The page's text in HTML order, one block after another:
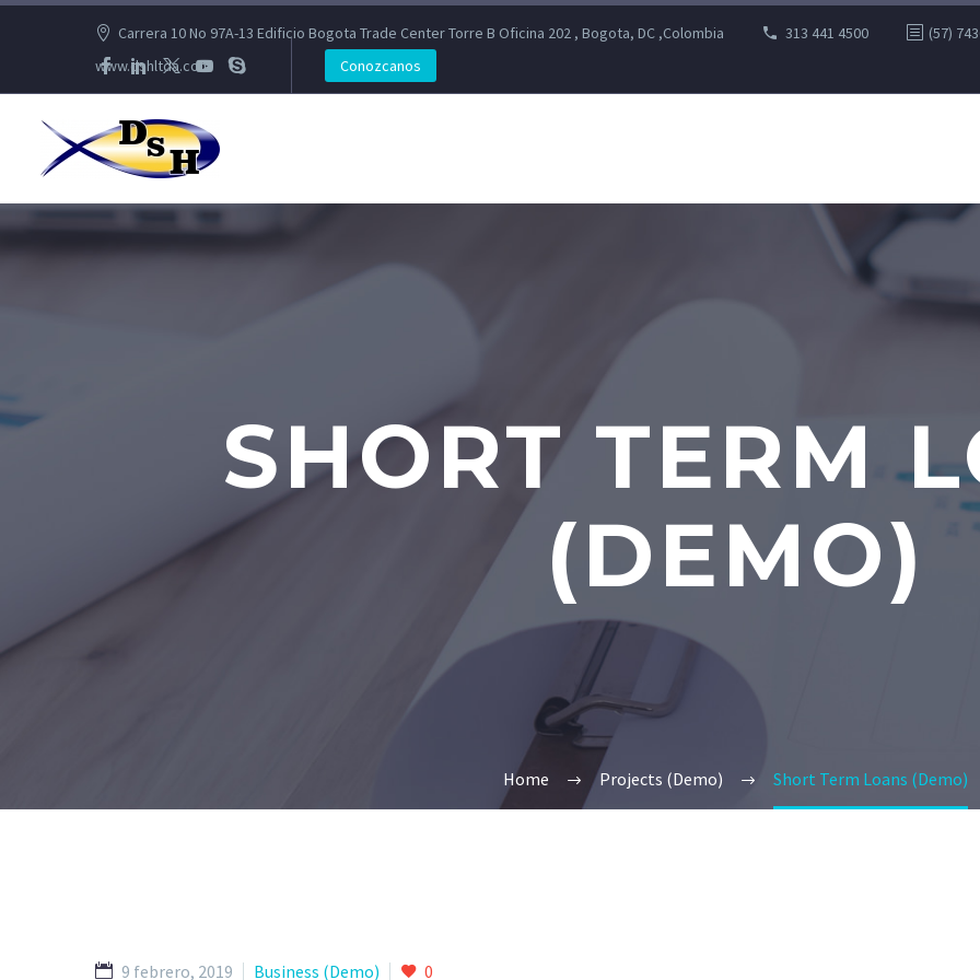
Carrera 10 No 97A-13 Edificio Bogota Trade Center Torre B Oficina 202 , Bogota, DC ,Colombia 313 441 4500
(57)
www.dshltda.com
Conozcanos
SHORT TERM
(DEMO)
Home Projects (Demo) Short Term Loans (Demo)
9 febrero, 2019 Business (Demo) 0